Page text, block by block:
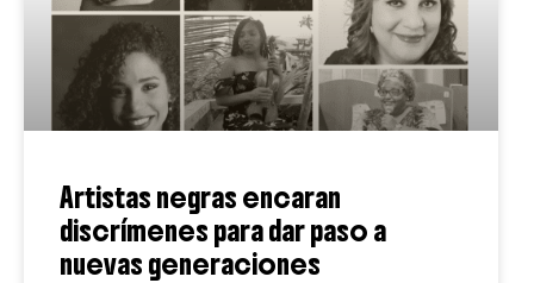
Artistas negras encaran
discrímenes para dar paso a
nuevas generaciones